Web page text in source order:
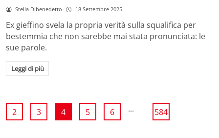
Stella Dibenedetto 18 Settembre 2025
Ex gieffino svela la propria verità sulla squalifica per
bestemmia che non sarebbe mai stata pronunciata: le
sue parole.
Leggi di più
2 3 4 5 6 ... 584